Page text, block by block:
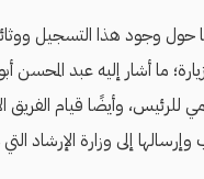
حول وجود هذا التسجيل
ما أشار إليه عبد المحسن
للرئيس، وأيضًا قيام الفريق
إلى وزارة الإرشاد